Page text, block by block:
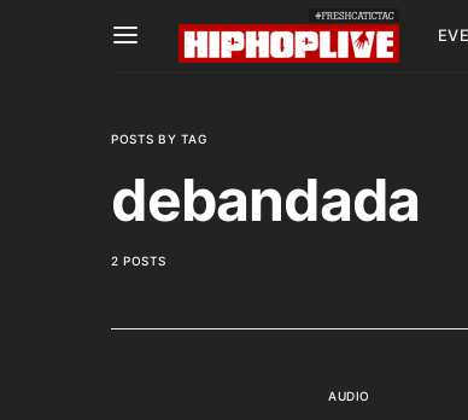
POSTS BY TAG
debandada
2 POSTS
AUDIO